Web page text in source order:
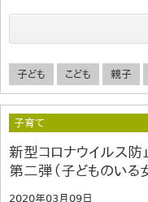
子ども こども 親子
子育て
新型コロナウイルス
第二弾（子どものいる
2020年03月09日